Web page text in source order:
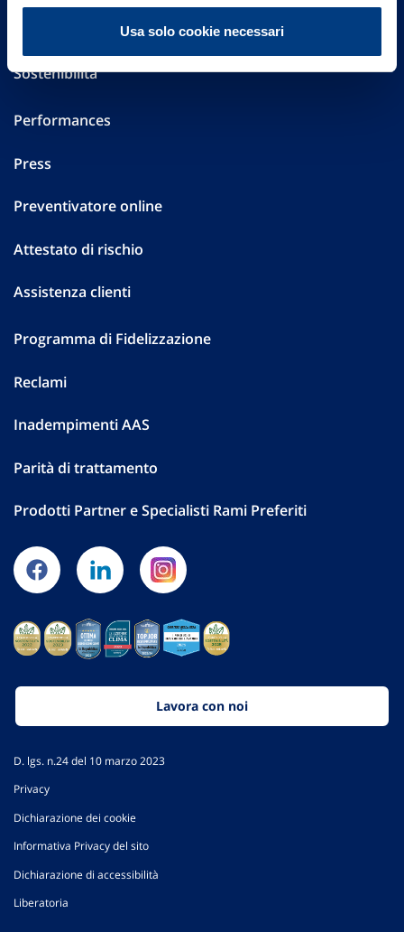
Usa solo cookie necessari
Altre informazioni
Sostenibilità
Performances
Press
Preventivatore online
Attestato di rischio
Assistenza clienti
Programma di Fidelizzazione
Reclami
Inadempimenti AAS
Parità di trattamento
Prodotti Partner e Specialisti Rami Preferiti
Lavora con noi
D. lgs. n.24 del 10 marzo 2023
Privacy
Dichiarazione dei cookie
Informativa Privacy del sito
Dichiarazione di accessibilità
Liberatoria